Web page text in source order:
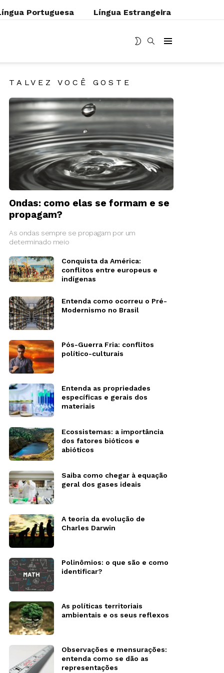
Portuguesa Língua Estrangeira
MUDARBUSCAR
TALVEZ VOCÊ GOSTE
Ondas: como elas se formam e se
propagam?
As ondas sempre se propagam por um
determinado meio
Conquista da América:
conflitos entre europeus e
indígenas
Entenda como ocorreu o Pré-
Modernismo no Brasil
Pós-Guerra Fria: conflitos
político-culturais
Entenda as propriedades
específicas e gerais dos
materiais
Ecossistemas: a importância
dos fatores bióticos e
abióticos
Saiba como chegar à equação
geral dos gases ideais
A teoria da evolução de
Charles Darwin
Polinômios: o que são e como
identificar?
As políticas territoriais
ambientais e os seus reflexos
Observações e mensurações:
entenda como se dão as
representações